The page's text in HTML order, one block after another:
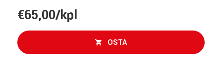
€65,00/kpl
OSTA